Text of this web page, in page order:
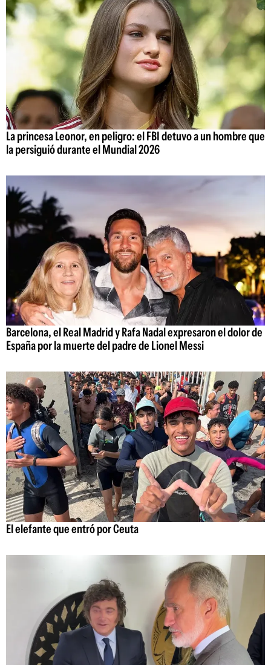
La princesa Leonor, en peligro: el FBI detuvo a un hombre que
la persiguió durante el Mundial 2026
Barcelona, el Real Madrid y Rafa Nadal expresaron el dolor de
España por la muerte del padre de Lionel Messi
El elefante que entró por Ceuta